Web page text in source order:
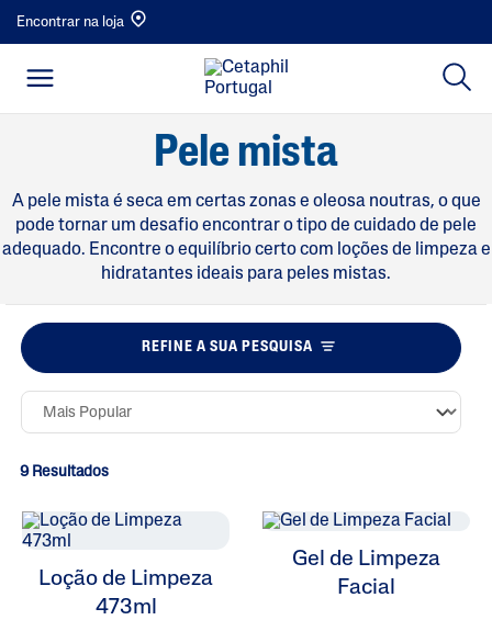
Encontrar na loja
Pele mista
A pele mista é seca em certas zonas e oleosa noutras, o que
pode tornar um desafio encontrar o tipo de cuidado de pele
adequado. Encontre o equilíbrio certo com loções de limpeza e
hidratantes ideais para peles mistas.
REFINE A SUA PESQUISA
9 Resultados
Loção de Limpeza
473ml
Gel de Limpeza
Facial